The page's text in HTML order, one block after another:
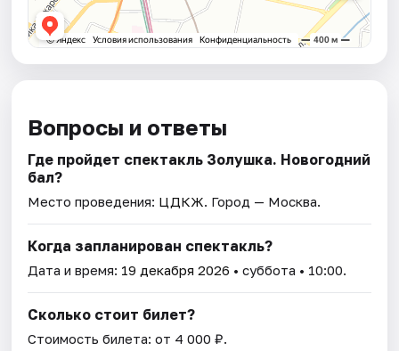
Вопросы и ответы
Где пройдет спектакль Золушка. Новогодний
бал?
Место проведения: ЦДКЖ. Город — Москва.
Когда запланирован спектакль?
Дата и время: 19 декабря 2026 • суббота • 10:00.
Сколько стоит билет?
Стоимость билета: от 4 000 ₽.